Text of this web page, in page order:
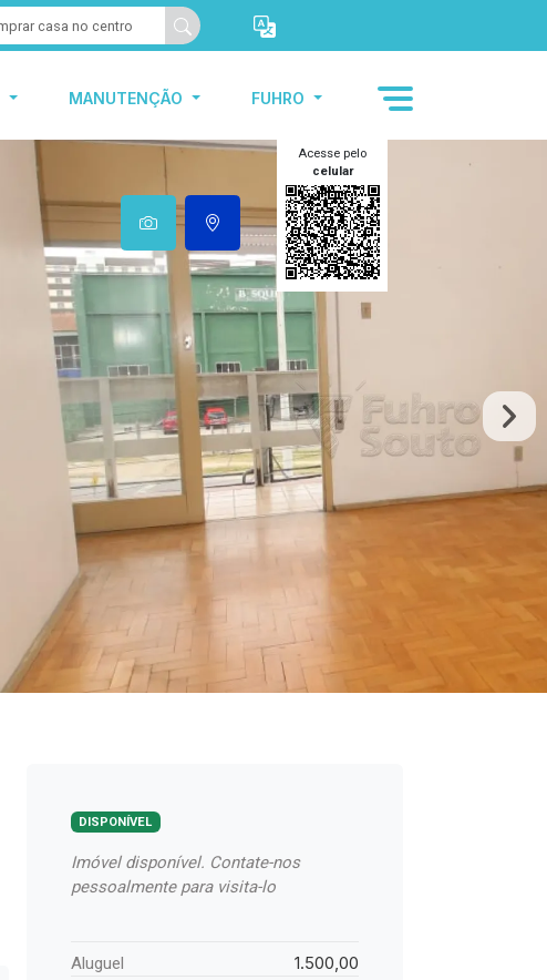
MANUTENÇÃO FUHRO
Acesse pelo
celular
DISPONÍVEL
Imóvel disponível. Contate-nos
pessoalmente para visita-lo
Aluguel 1.500,00